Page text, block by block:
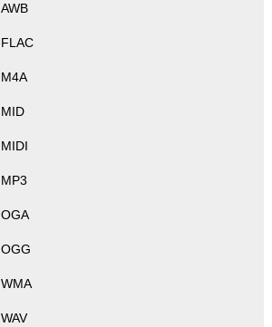
AWB
FLAC
M4A
MID
MIDI
MP3
OGA
OGG
WMA
WAV